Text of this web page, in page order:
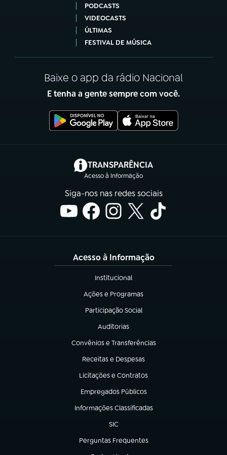
PODCASTS
VIDEOCASTS
ÚLTIMAS
FESTIVAL DE MÚSICA
Baixe o app da rádio Nacional
E tenha a gente sempre com você.
TRANSPARÊNCIA
Acesso à Informação
(abre em nova aba)
Siga-nos nas redes sociais
Acesso à Informação
Institucional
(abre em nova aba)
Ações e Programas
(abre em nova aba)
Participação Social
(abre em nova aba)
Auditorias
(abre em nova aba)
Convênios e Transferências
(abre em nova aba)
Receitas e Despesas
(abre em nova aba)
Licitações e Contratos
(abre em nova aba)
Empregados Públicos
(abre em nova aba)
Informações Classificadas
(abre em nova aba)
SIC
(abre em nova aba)
Perguntas Frequentes
(abre em nova aba)